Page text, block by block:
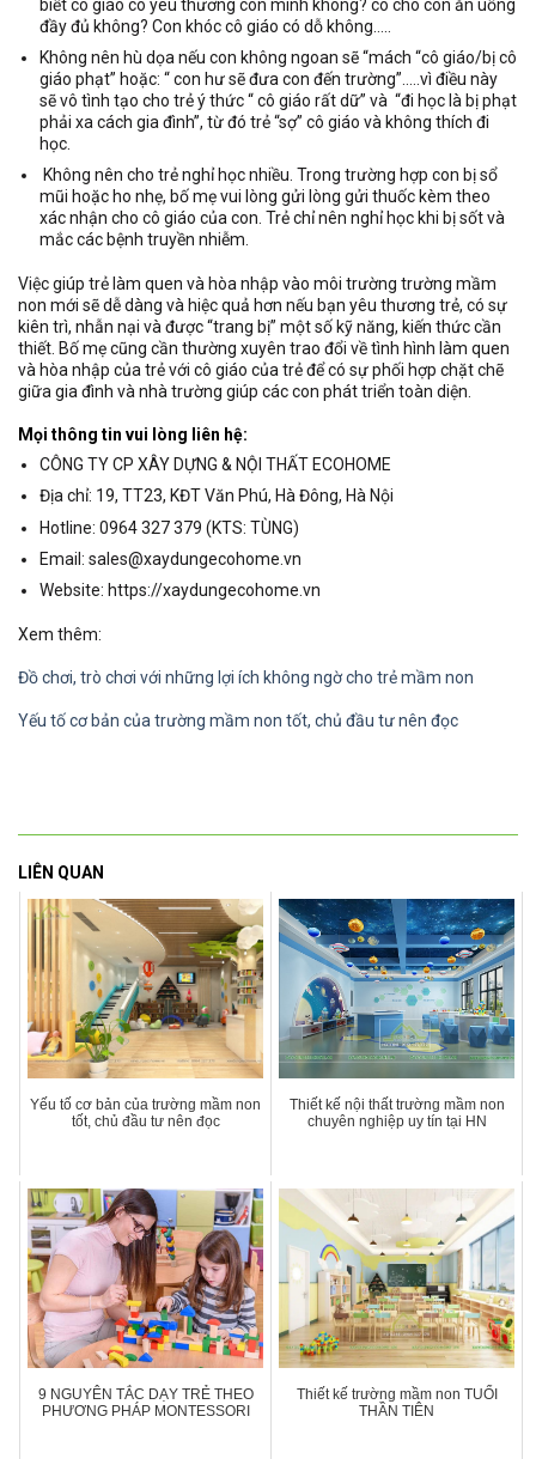
biết cô giáo có yêu thương con mình không? có cho con ăn uống
đầy đủ không? Con khóc cô giáo có dỗ không…..
Không nên hù dọa nếu con không ngoan sẽ “mách “cô giáo/bị cô
giáo phạt” hoặc: “ con hư sẽ đưa con đến trường”…..vì điều này
sẽ vô tình tạo cho trẻ ý thức “ cô giáo rất dữ” và “đi học là bị phạt
phải xa cách gia đình”, từ đó trẻ “sợ” cô giáo và không thích đi
học.
Không nên cho trẻ nghỉ học nhiều. Trong trường hợp con bị sổ
mũi hoặc ho nhẹ, bố mẹ vui lòng gửi lòng gửi thuốc kèm theo
xác nhận cho cô giáo của con. Trẻ chỉ nên nghỉ học khi bị sốt và
mắc các bệnh truyền nhiễm.
Việc giúp trẻ làm quen và hòa nhập vào môi trường trường mầm
non mới sẽ dễ dàng và hiệc quả hơn nếu bạn yêu thương trẻ, có sự
kiên trì, nhẫn nại và được “trang bị” một số kỹ năng, kiến thức cần
thiết. Bố mẹ cũng cần thường xuyên trao đổi về tình hình làm quen
và hòa nhập của trẻ với cô giáo của trẻ để có sự phối hợp chặt chẽ
giữa gia đình và nhà trường giúp các con phát triển toàn diện.
Mọi thông tin vui lòng liên hệ:
CÔNG TY CP XÂY DỰNG & NỘI THẤT ECOHOME
Địa chỉ: 19, TT23, KĐT Văn Phú, Hà Đông, Hà Nội
Hotline: 0964 327 379 (KTS: TÙNG)
Email: sales@xaydungecohome.vn
Website: https://xaydungecohome.vn
Xem thêm:
Đồ chơi, trò chơi với những lợi ích không ngờ cho trẻ mầm non
Yếu tố cơ bản của trường mầm non tốt, chủ đầu tư nên đọc
LIÊN QUAN
Yếu tố cơ bản của trường mầm non
tốt, chủ đầu tư nên đọc
Thiết kế nội thất trường mầm non
chuyên nghiệp uy tín tại HN
9 NGUYÊN TẮC DẠY TRẺ THEO
PHƯƠNG PHÁP MONTESSORI
Thiết kế trường mầm non TUỔI
THẦN TIÊN